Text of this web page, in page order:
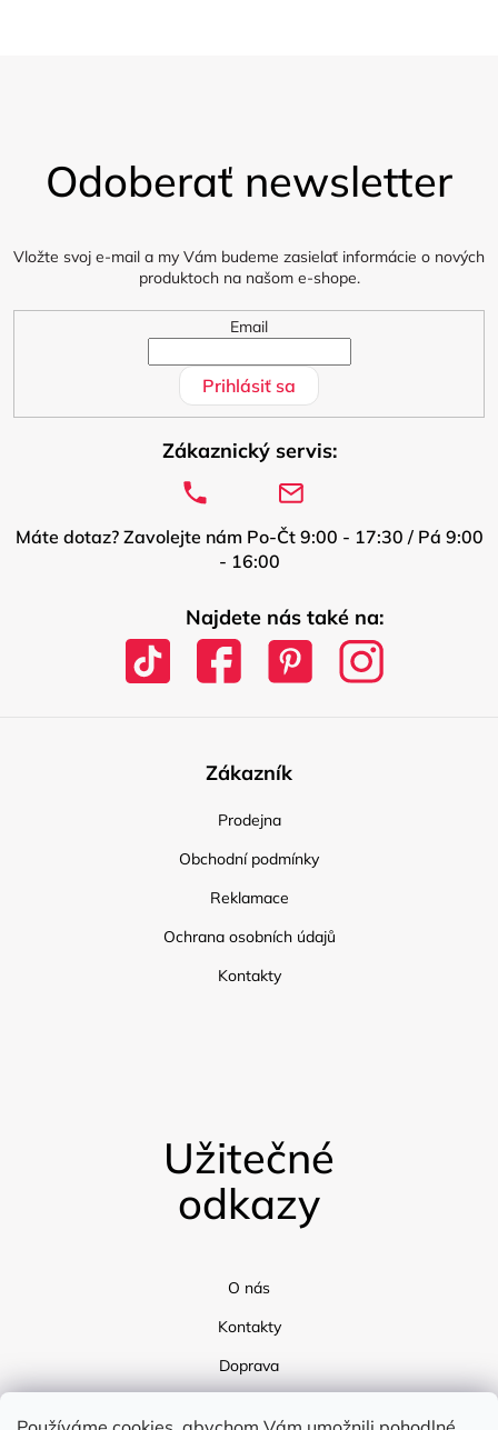
Odoberať newsletter
Vložte svoj e-mail a my Vám budeme zasielať informácie o nových
produktoch na našom e-shope.
Email
Prihlásiť sa
Zákaznický servis:
Máte dotaz? Zavolejte nám Po-Čt 9:00 - 17:30 / Pá 9:00
- 16:00
Najdete nás také na:
Zákazník
Prodejna
Obchodní podmínky
Reklamace
Ochrana osobních údajů
Kontakty
Užitečné
odkazy
O nás
Kontakty
Doprava